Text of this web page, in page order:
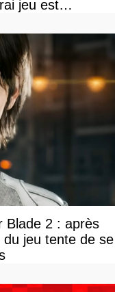
jeu est
Blade 2 : après
du jeu tente de se